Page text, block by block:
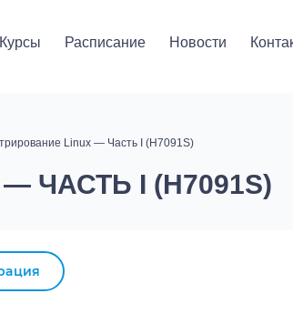
Курсы Расписание Новости
Linux — Часть I (H7091S)
ЧАСТЬ I (H7091S)